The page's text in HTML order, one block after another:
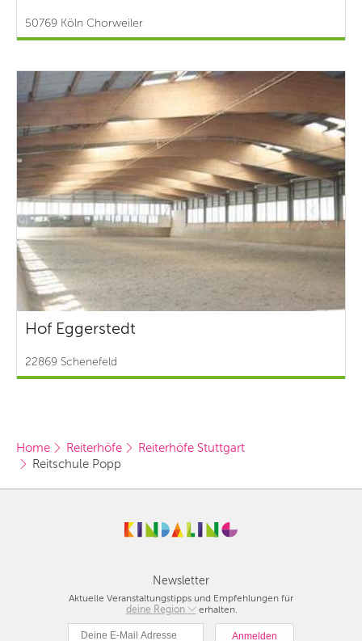
50769 Köln Chorweiler
Hof Eggerstedt
22869 Schenefeld
Home Reiterhöfe
Reiterhöfe Stuttgart
Reitschule Popp
Newsletter
Aktuelle Veranstaltungstipps und Empfehlungen für
deine Region
Berlin
erhalten.